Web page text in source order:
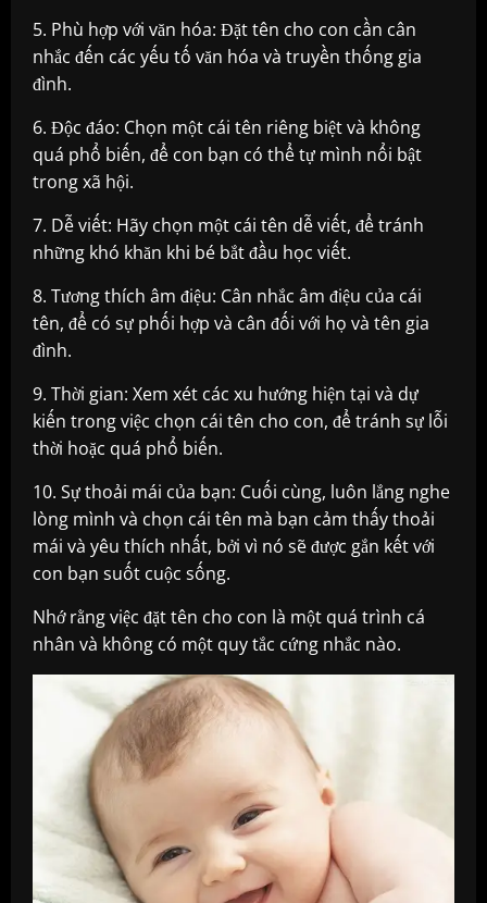
5. Phù hợp với văn hóa: Đặt tên cho con cần cân
nhắc đến các yếu tố văn hóa và truyền thống gia
đình.
6. Độc đáo: Chọn một cái tên riêng biệt và không
quá phổ biến, để con bạn có thể tự mình nổi bật
trong xã hội.
7. Dễ viết: Hãy chọn một cái tên dễ viết, để tránh
những khó khăn khi bé bắt đầu học viết.
8. Tương thích âm điệu: Cân nhắc âm điệu của cái
tên, để có sự phối hợp và cân đối với họ và tên gia
đình.
9. Thời gian: Xem xét các xu hướng hiện tại và dự
kiến ​​trong việc chọn cái tên cho con, để tránh sự lỗi
thời hoặc quá phổ biến.
10. Sự thoải mái của bạn: Cuối cùng, luôn lắng nghe
lòng mình và chọn cái tên mà bạn cảm thấy thoải
mái và yêu thích nhất, bởi vì nó sẽ được gắn kết với
con bạn suốt cuộc sống.
Nhớ rằng việc đặt tên cho con là một quá trình cá
nhân và không có một quy tắc cứng nhắc nào.